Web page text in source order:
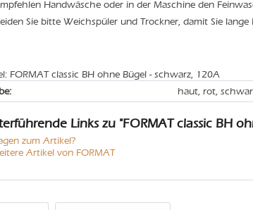
Handwäsche oder in der Maschine den
Sie bitte Weichspüler und Trockner, damit Sie
FORMAT classic BH ohne Bügel - schwarz, 120A
haut, rot,
Links zu "FORMAT classic BH
zum Artikel?
Artikel von FORMAT